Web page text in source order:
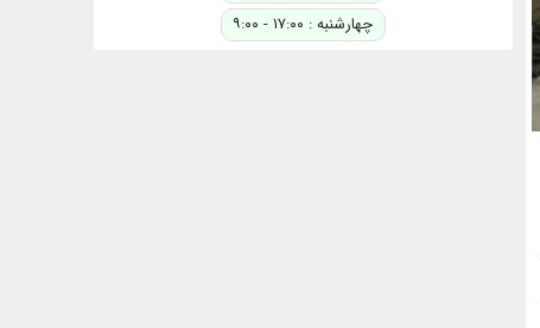
چهارشنبه : ۱۷:۰۰ - ۹:۰۰